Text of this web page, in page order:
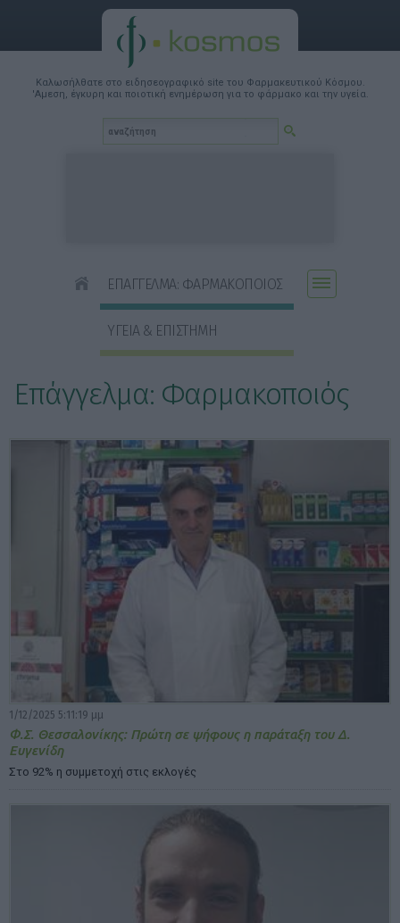
Καλωσήλθατε στο ειδησεογραφικό site του Φαρμακευτικού Κόσμου.
'Αμεση, έγκυρη και ποιοτική ενημέρωση για το φάρμακο και την υγεία.
ΕΠΑΓΓΕΛΜΑ: ΦΑΡΜΑΚΟΠΟΙΟΣ
ΥΓΕΙΑ & ΕΠΙΣΤΗΜΗ
Επάγγελμα: Φαρμακοποιός
ΕΠΙΛΟΓΕΣ ΕΜΦΑΝΙΣΗΣ ΑΡΘΡΩΝ:
1/12/2025 5:11:19 μμ
Φ.Σ. Θεσσαλονίκης: Πρώτη σε ψήφους η παράταξη του Δ.
Ευγενίδη
Στο 92% η συμμετοχή στις εκλογές